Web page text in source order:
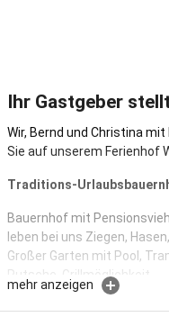
Ihr Gastgeber
Wir, Bernd und Christina mit
Sie auf unserem Ferienhof
Traditions-
Bauernhof mit
leben bei uns Ziegen,
Großer Garten mit Pool,
Rutsche. Grillmöglichkeit.
Wir führen einen
mehr anzeigen